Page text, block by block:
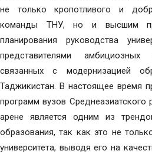
не только кропотливого и
команды ТНУ, но и высшим
планирования руководства
представителями
связанных с модернизацией
Таджикистан. В настоящее время
программ вузов
арене является одним из
образования, так как это не
университета, выводя его на